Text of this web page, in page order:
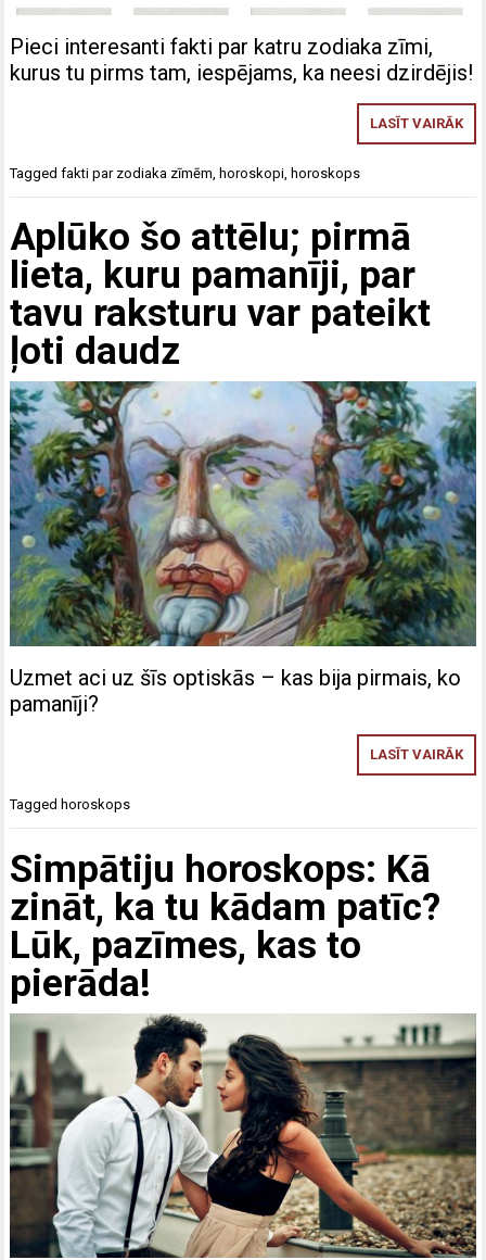
Pieci interesanti fakti par katru zodiaka zīmi,
kurus tu pirms tam, iespējams, ka neesi dzirdējis!
LASĪT VAIRĀK
Taggedfakti par zodiaka zīmēm ,horoskopi ,horoskops
Aplūko šo attēlu; pirmā
lieta, kuru pamanīji, par
tavu raksturu var pateikt
ļoti daudz
Uzmet aci uz šīs optiskās – kas bija pirmais, ko
pamanīji?
LASĪT VAIRĀK
Tagged horoskops
Simpātiju horoskops: Kā
zināt, ka tu kādam patīc?
Lūk, pazīmes, kas to
pierāda!